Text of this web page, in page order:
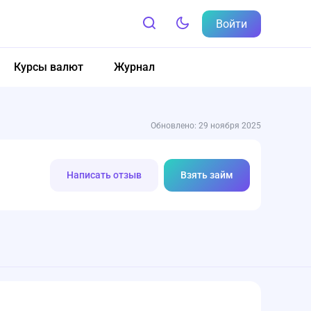
Войти
Курсы валют Журнал
Обновлено: 29 ноября 2025
Написать отзыв Взять займ